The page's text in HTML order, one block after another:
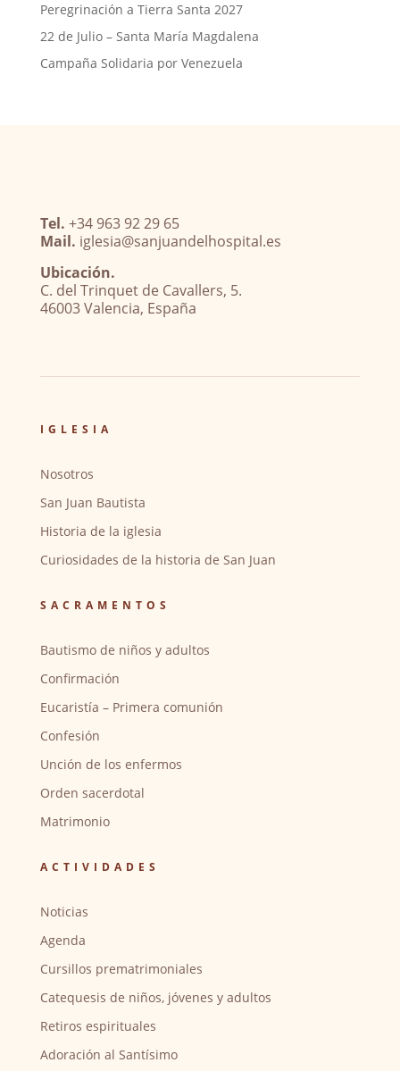
Peregrinación a Tierra Santa 2027
22 de Julio – Santa María Magdalena
Campaña Solidaria por Venezuela
Tel. +34 963 92 29 65
Mail. iglesia@sanjuandelhospital.es
Ubicación.
C. del Trinquet de Cavallers, 5.
46003 Valencia, España
IGLESIA
Nosotros
San Juan Bautista
Historia de la iglesia
Curiosidades de la historia de San Juan
SACRAMENTOS
Bautismo de niños y adultos
Confirmación
Eucaristía – Primera comunión
Confesión
Unción de los enfermos
Orden sacerdotal
Matrimonio
ACTIVIDADES
Noticias
Agenda
Cursillos prematrimoniales
Catequesis de niños, jóvenes y adultos
Retiros espirituales
Adoración al Santísimo